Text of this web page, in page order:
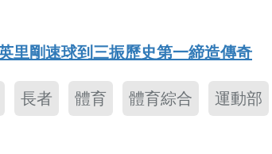
里剛速球到三振歷史第一締造傳奇
長者 體育 體育綜合 運動部